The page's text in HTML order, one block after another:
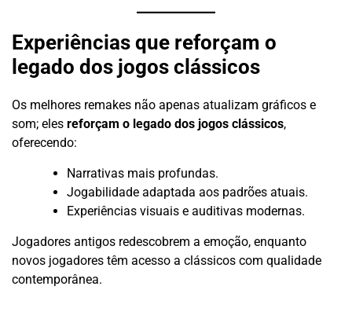
Experiências que reforçam o
legado dos jogos clássicos
Os melhores remakes não apenas atualizam gráficos e
som; eles reforçam o legado dos jogos clássicos,
oferecendo:
Narrativas mais profundas.
Jogabilidade adaptada aos padrões atuais.
Experiências visuais e auditivas modernas.
Jogadores antigos redescobrem a emoção, enquanto
novos jogadores têm acesso a clássicos com qualidade
contemporânea.